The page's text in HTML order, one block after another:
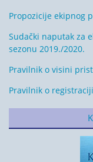
Propozicije ekipnog
Sudački naputak za
sezonu 2019./2020.
Pravilnik o visini
Pravilnik o